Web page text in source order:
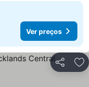
Ver preços
Partilhar